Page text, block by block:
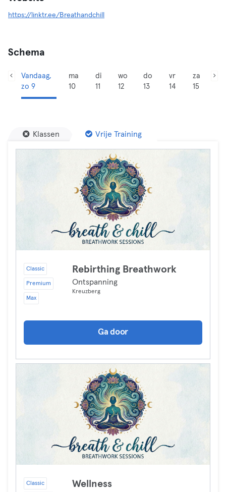
https://linktr.ee/Breathandchill
Schema
Vandaag,
zo 9
ma
10
di
11
wo
12
do
13
vr
14
za
15
Klassen Vrije Training
Classic
Premium
Max
Rebirthing Breathwork
Ontspanning
Kreuzberg
Ga door
Classic Wellness